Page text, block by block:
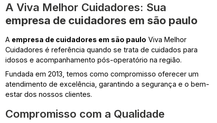
A Viva Melhor Cuidadores: Sua
empresa de cuidadores em são paulo
A empresa de cuidadores em são paulo Viva Melhor
Cuidadores é referência quando se trata de cuidados para
idosos e acompanhamento pós-operatório na região.
Fundada em 2013, temos como compromisso oferecer um
atendimento de excelência, garantindo a segurança e o bem-
estar dos nossos clientes.
Compromisso com a Qualidade